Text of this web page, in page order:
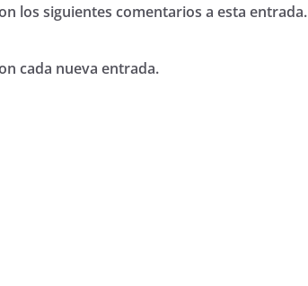
los siguientes comentarios a esta entrada.
cada nueva entrada.